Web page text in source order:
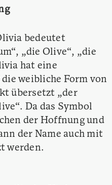
bedeutet
„die Olive“, „die
hat eine
weibliche Form von
übersetzt „der
Da das Symbol
der Hoffnung und
der Name auch mit
werden.